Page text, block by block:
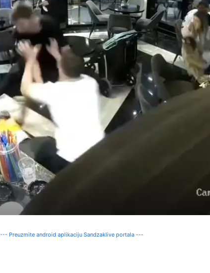
--- Preuzmite android aplikaciju Sandzaklive portala ---